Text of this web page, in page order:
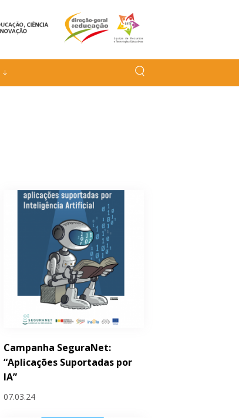
Campanha SeguraNet:
“Aplicações Suportadas por
IA”
07.03.24